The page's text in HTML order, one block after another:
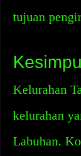
tujuan
Kelurahan
kelurahan
Labuhan.